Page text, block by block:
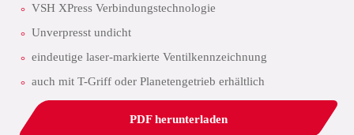
VSH XPress Verbindungstechnologie
Unverpresst undicht
eindeutige laser-markierte Ventilkennzeichnung
auch mit T-Griff oder Planetengetrieb erhältlich
PDF herunterladen